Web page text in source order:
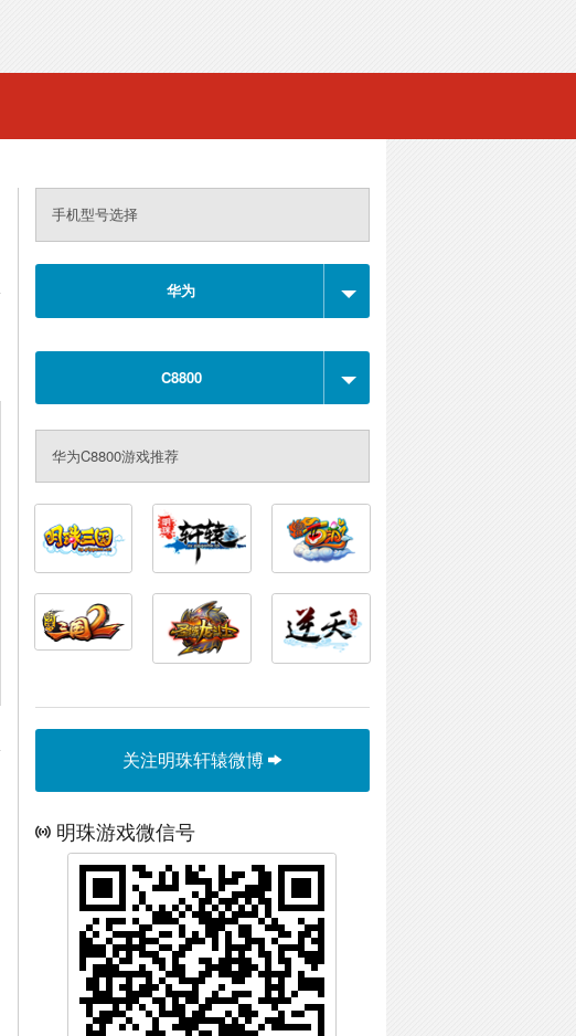
手机型号选择
华为
C8800
华为C8800游戏推荐
关注明珠轩辕微博
明珠游戏微信号